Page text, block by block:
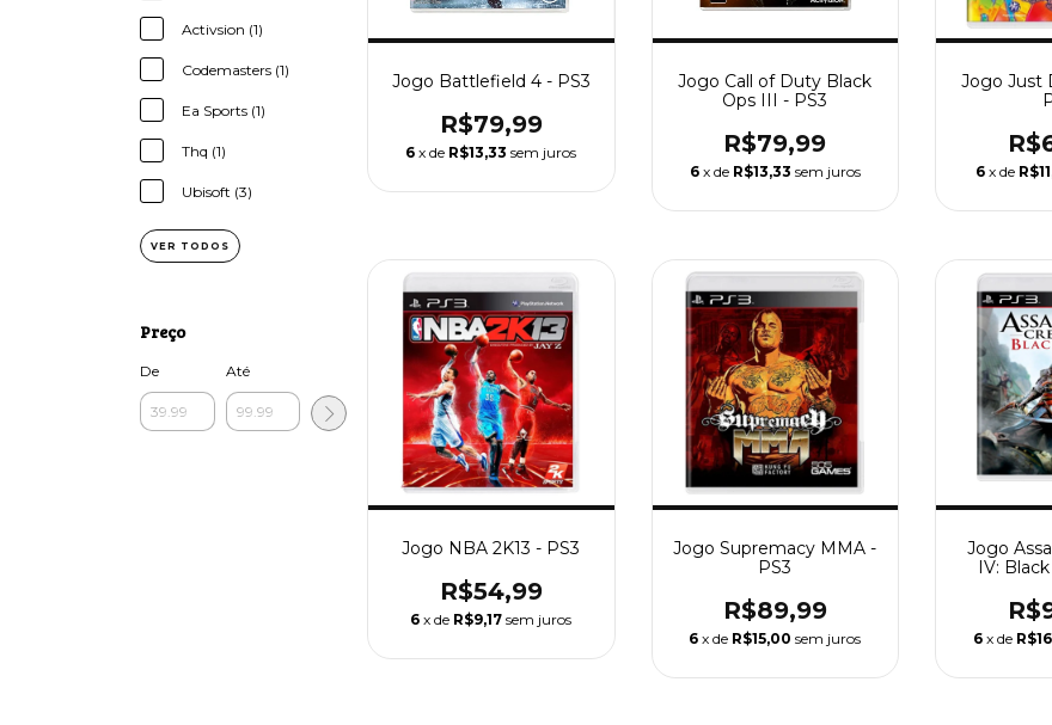
Activsion (1)
Codemasters (1)
Ea Sports (1)
Thq (1)
Ubisoft (3)
VER TODOS
Preço
De Até
Jogo Battlefield 4 - PS3
R$79,99
6 x de R$13,33 sem juros
Jogo Call of Duty Black
Ops III - PS3
R$79,99
6 x de R$13,33 sem juros
Jogo Just
6 x de
Jogo NBA 2K13 - PS3
R$54,99
6 x de R$9,17 sem juros
Jogo Supremacy MMA -
PS3
R$89,99
6 x de R$15,00 sem juros
Jogo
IV:
6 x de